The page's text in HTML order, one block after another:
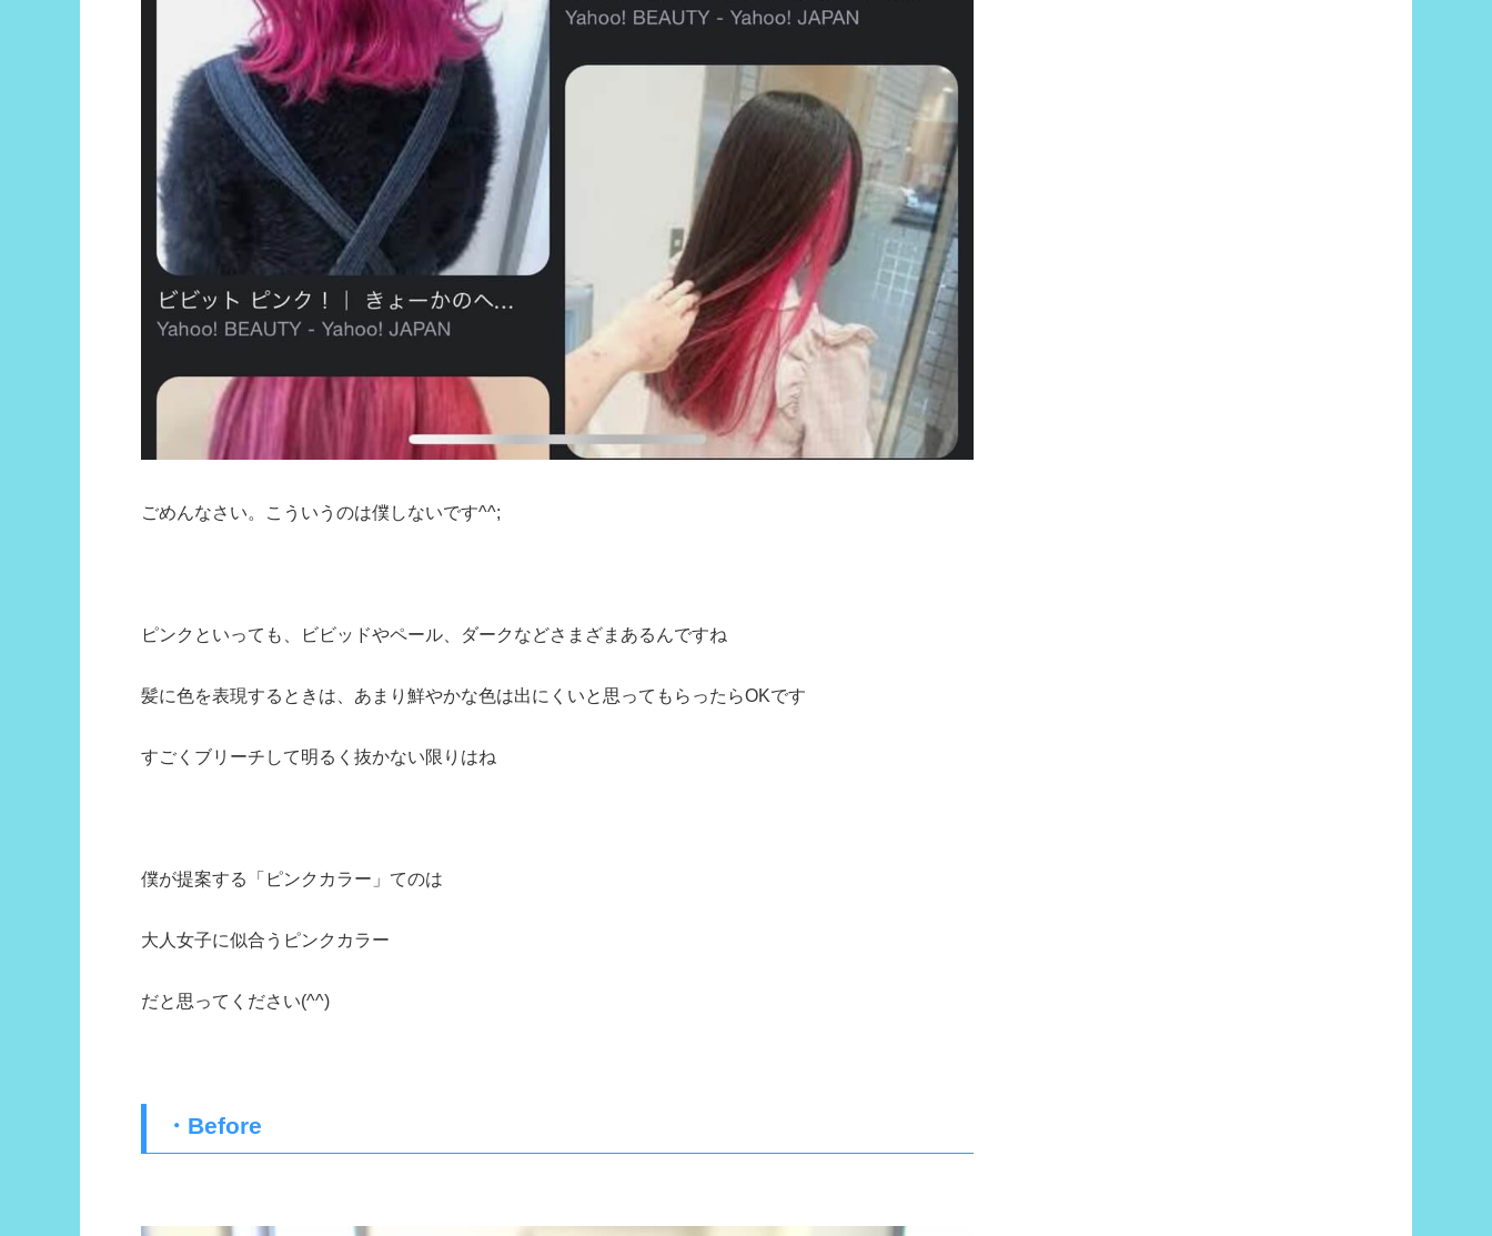
ごめんなさい。こういうのは僕しないです^^;
ピンクといっても、ビビッドやペール、ダークなどさまざまあるんですね
髪に色を表現するときは、あまり鮮やかな色は出にくいと思ってもらったらOKです
すごくブリーチして明るく抜かない限りはね
僕が提案する「ピンクカラー」てのは
大人女子に似合うピンクカラー
だと思ってください(^^)
・Before